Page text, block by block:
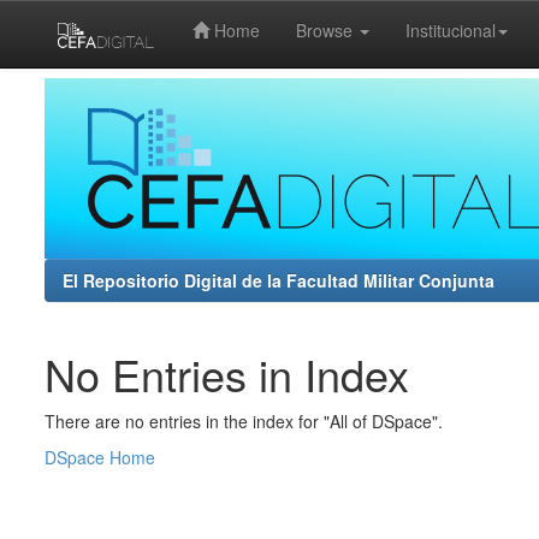
Home Browse Institucional
El Repositorio Digital de la Facultad Militar Conjunta
No Entries in Index
There are no entries in the index for "All of DSpace".
DSpace Home